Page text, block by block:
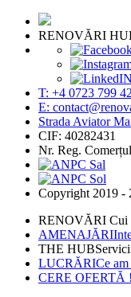
RENOVĂRI
T: +4 0723 799
E:
Strada Aviator
CIF: 40282431
Nr. Reg.
Copyright 2019 -
RENOVĂRI Cui
AMENAJĂRI
THE HUB
LUCRĂRICe
CERE OFERTĂ !